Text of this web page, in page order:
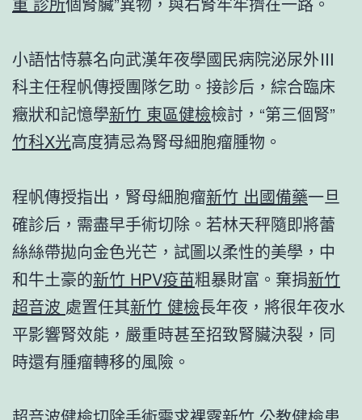
小語怙恃慕名向武漢年夜學國民病院泌尿外Ⅲ
科主任程帆傳授團隊乞助。接診后，綜合臨床
癥狀和記憶學新竹 東區健檢檢討，“第三個腎”
竹科X光高度猜忌為腎母細胞瘤腫物。
程帆傳授指出，腎母細胞瘤新竹 出國備藥一旦
確診后，需盡早手術切除。若林天秤隨即將蕾
絲絲帶拋向金色光芒，試圖以柔性的美學，中
和牛土豪的新竹 HPV疫苗粗暴財富。棄捐新竹
超音波 處置任其新竹 健檢長年夜，將很年夜水
平影響腎效能，嚴重時甚至招致腎臟決裂，同
時還有腫瘤轉移的風險。